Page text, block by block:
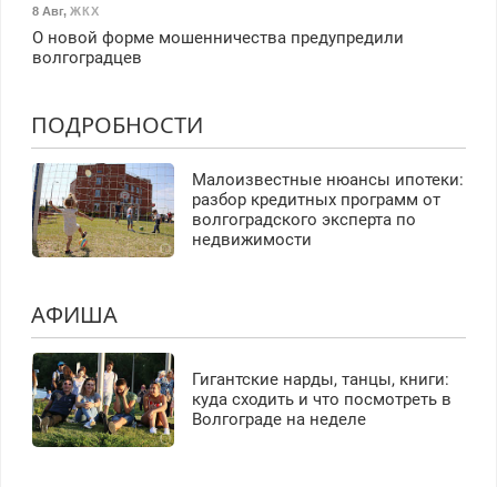
8 Авг, ЖКХ
О новой форме мошенничества предупредили
волгоградцев
ПОДРОБНОСТИ
Малоизвестные нюансы ипотеки:
разбор кредитных программ от
волгоградского эксперта по
недвижимости
АФИША
Гигантские нарды, танцы, книги:
куда сходить и что посмотреть в
Волгограде на неделе